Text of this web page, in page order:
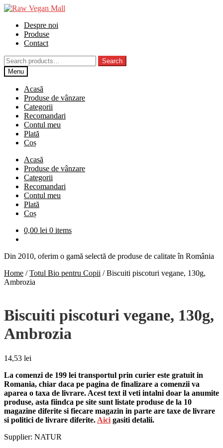
Skip
navigation
Skip
contentDespre noi
Produse
Contact
Search
for:
Search
Menu
Acasă
Produse de vânzare
Categorii
Recomandari
Contul meu
Plată
Coș
Acasă
Produse de vânzare
Categorii
Recomandari
Contul meu
Plată
Coș
0,00 lei 0 items
Din 2010, oferim o gamă selectă de produse de calitate în România
Home /Totul Bio pentru Copii /Biscuiti piscoturi vegane, 130g,
Ambrozia
Biscuiti piscoturi vegane, 130g,
Ambrozia
14,53 lei
La comenzi de 199 lei transportul prin curier este gratuit in
Romania, chiar daca pe pagina de finalizare a comenzii va
aparea o taxa de livrare. Acest text il veti intalni doar la anumite
produse, asta fiindca pe site sunt listate produse de la 10
magazine diferite si fiecare magazin in parte are taxe de livrare
si politici de livrare diferite. Aici gasiti detalii.
Supplier: NATUR